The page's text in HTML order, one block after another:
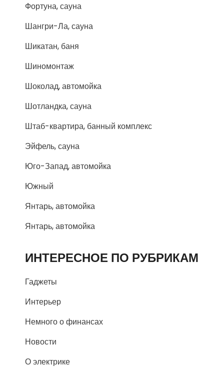
Фортуна, сауна
Шангри-Ла, сауна
Шикатан, баня
Шиномонтаж
Шоколад, автомойка
Шотландка, сауна
Штаб-квартира, банный комплекс
Эйфель, сауна
Юго-Запад, автомойка
Южный
Янтарь, автомойка
Янтарь, автомойка
ИНТЕРЕСНОЕ ПО РУБРИКАМ
Гаджеты
Интерьер
Немного о финансах
Новости
О электрике